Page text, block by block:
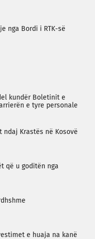
nga Bordi i RTK-së
kundër Boletinit e
e tyre personale
ndaj Krastës në Kosovë
që u goditën nga
e huaja na kanë